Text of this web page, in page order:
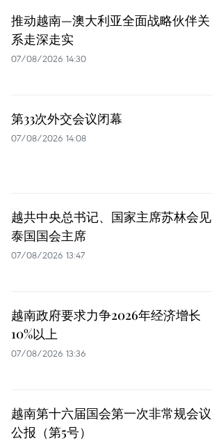
推动越南—澳大利亚全面战略伙伴关
系走深走实
07/08/2026 14:30
第33次外交会议闭幕
07/08/2026 14:08
越共中央总书记、国家主席苏林会见
泰国国会主席
07/08/2026 13:47
越南政府要求力争2026年经济增长
10%以上
07/08/2026 13:36
越南第十六届国会第一次非常规会议
公报（第5号）